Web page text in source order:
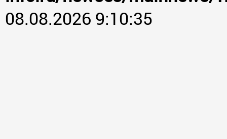
08.08.2026 9:10:35